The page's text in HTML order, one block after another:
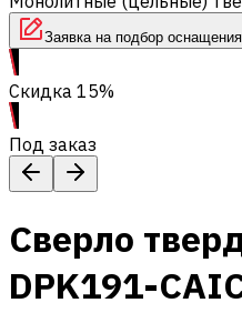
Заявка на подбор оснащения
Скидка 15%
Под заказ
Сверло
DPK191-